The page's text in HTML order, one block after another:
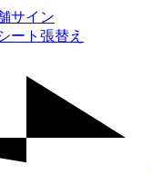
サイン
ート張替え